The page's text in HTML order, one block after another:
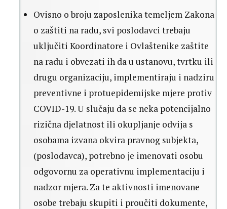
Ovisno o broju zaposlenika temeljem Zakona
o zaštiti na radu, svi poslodavci trebaju
uključiti Koordinatore i Ovlaštenike zaštite
na radu i obvezati ih da u ustanovu, tvrtku ili
drugu organizaciju, implementiraju i nadziru
preventivne i protuepidemijske mjere protiv
COVID-19. U slučaju da se neka potencijalno
rizična djelatnost ili okupljanje odvija s
osobama izvana okvira pravnog subjekta,
(poslodavca), potrebno je imenovati osobu
odgovornu za operativnu implementaciju i
nadzor mjera. Za te aktivnosti imenovane
osobe trebaju skupiti i proučiti dokumente,